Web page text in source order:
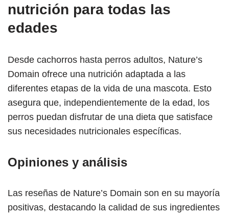
nutrición para todas las
edades
Desde cachorros hasta perros adultos, Nature’s
Domain ofrece una nutrición adaptada a las
diferentes etapas de la vida de una mascota. Esto
asegura que, independientemente de la edad, los
perros puedan disfrutar de una dieta que satisface
sus necesidades nutricionales específicas.
Opiniones y análisis
Las reseñas de Nature’s Domain son en su mayoría
positivas, destacando la calidad de sus ingredientes